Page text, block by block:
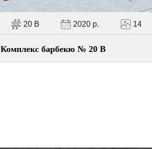
20 В 2020 р. 14
Комплекс барбекю № 20 В